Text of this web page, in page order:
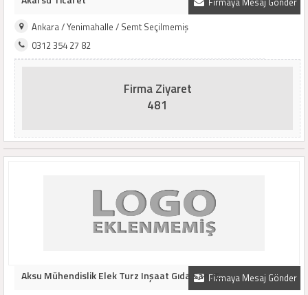
Ankara / Yenimahalle / Semt Seçilmemiş
0312 354 27 82
Firma Ziyaret
481
Firmaya Mesaj Gönder
Aksu Mühendislik Elek Turz Inşaat Gıda San. T..